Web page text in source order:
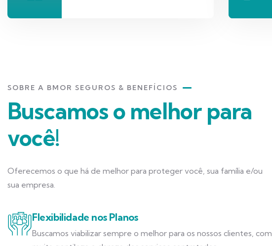
SOBRE A BMOR SEGUROS & BENEFÍCIOS
Buscamos o melhor para
você!
Oferecemos o que há de melhor para proteger você, sua família e/ou
sua empresa.
Flexibilidade nos Planos
Buscamos viabilizar sempre o melhor para os nossos clientes, com